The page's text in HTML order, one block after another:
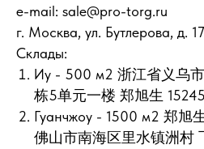
e-mail: sale@pro-torg.ru
г. Москва, ул. Бутлерова, д.
Склады:
Иу - 500 м2 浙江省义乌
栋5单元一楼 郑旭生
Гуанчжоу - 1500 м2 郑旭
佛山市南海区里水镇洲村